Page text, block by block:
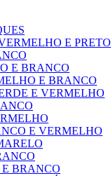
E PRETO
E BRANCO
E BRANCO
E VERMELHO
E VERMELHO
BRANCO